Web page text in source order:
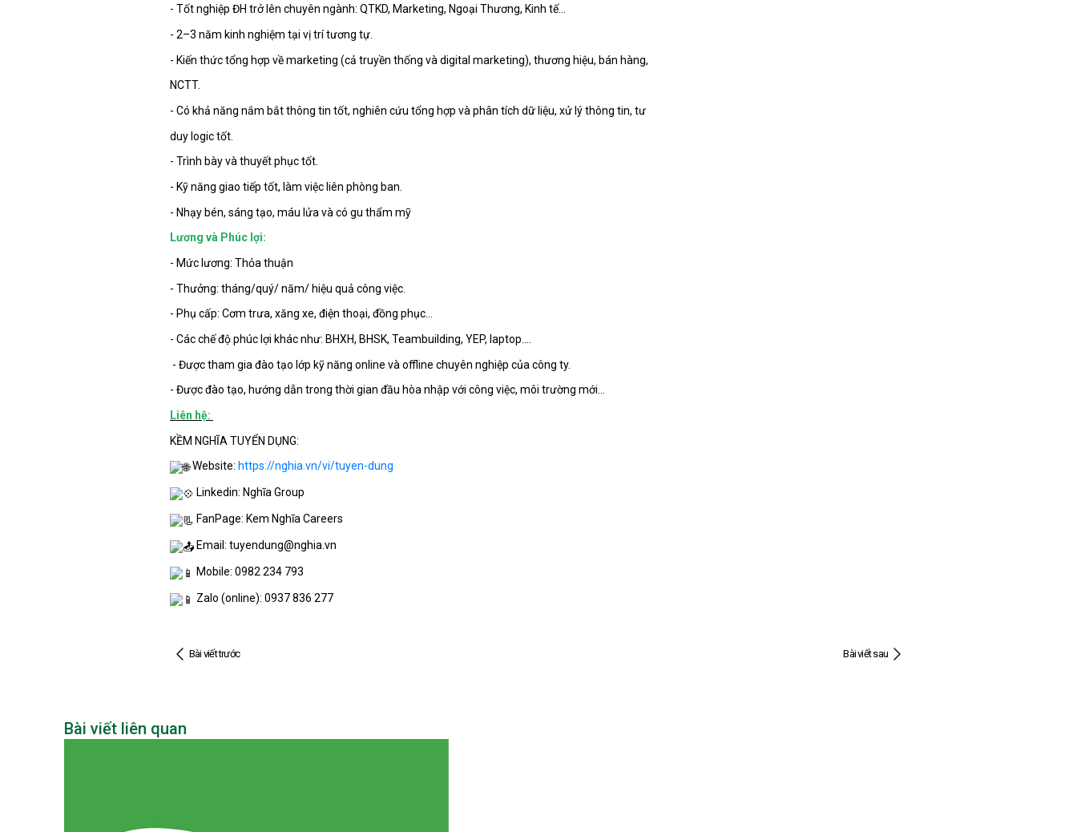
- Tốt nghiệp ĐH trở lên chuyên ngành: QTKD, Marketing, Ngoại Thương, Kinh tế…
- 2–3 năm kinh nghiệm tại vị trí tương tự.
- Kiến thức tổng hợp về marketing (cả truyền thống và digital marketing), thương hiệu, bán hàng,
NCTT.
- Có khả năng nắm bắt thông tin tốt, nghiên cứu tổng hợp và phân tích dữ liệu, xử lý thông tin, tư
duy logic tốt.
- Trình bày và thuyết phục tốt.
- Kỹ năng giao tiếp tốt, làm việc liên phòng ban.
- Nhạy bén, sáng tạo, máu lửa và có gu thẩm mỹ
Lương và Phúc lợi:
- Mức lương: Thỏa thuận
- Thưởng: tháng/quý/ năm/ hiệu quả công việc.
- Phụ cấp: Cơm trưa, xăng xe, điện thoại, đồng phục…
- Các chế độ phúc lợi khác như: BHXH, BHSK, Teambuilding, YEP, laptop....
- Được tham gia đào tạo lớp kỹ năng online và offline chuyên nghiệp của công ty.
- Được đào tạo, hướng dẫn trong thời gian đầu hòa nhập với công việc, môi trường mới…
Liên hệ:
KỀM NGHĨA TUYỂN DỤNG:
Website: https://nghia.vn/vi/tuyen-dung
Linkedin: Nghĩa Group
FanPage: Kem Nghĩa Careers
Email: tuyendung@nghia.vn
Mobile: 0982 234 793
Zalo (online): 0937 836 277
Bài viết trước Bài viết sau
Bài viết liên quan